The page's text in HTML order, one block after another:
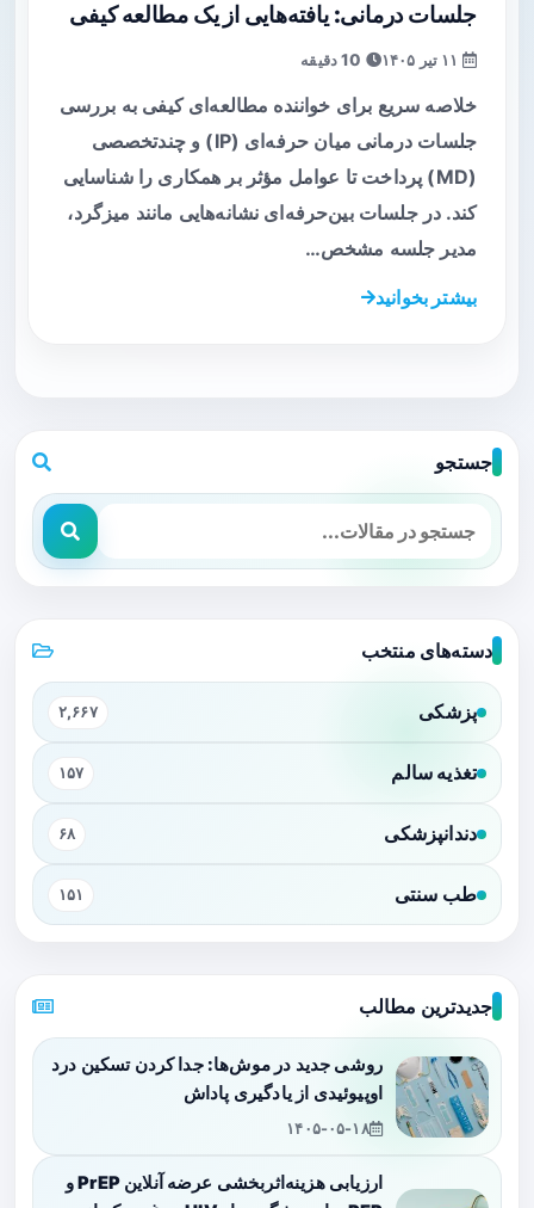
جلسات درمانی: یافته‌هایی از یک مطالعه کیفی
خلاصه سریع برای خواننده مطالعه‌ای کیفی به بررسی
جلسات درمانی میان حرفه‌ای (IP) و چندتخصصی
(MD) پرداخت تا عوامل مؤثر بر همکاری را شناسایی
کند. در جلسات بین‌حرفه‌ای نشانه‌هایی مانند میزگرد،
مدیر جلسه مشخص…
بیشتر بخوانید
جستجو
دسته‌های منتخب
پزشکی ۲,۶۶۷
تغذیه سالم ۱۵۷
دندانپزشکی ۶۸
طب سنتی ۱۵۱
جدیدترین مطالب
روشی جدید در موش‌ها: جدا کردن تسکین درد
اوپیوئیدی از یادگیری پاداش
۱۴۰۵-۰۵-۱۸
ارزیابی هزینه‌اثربخشی عرضه آنلاین PrEP و